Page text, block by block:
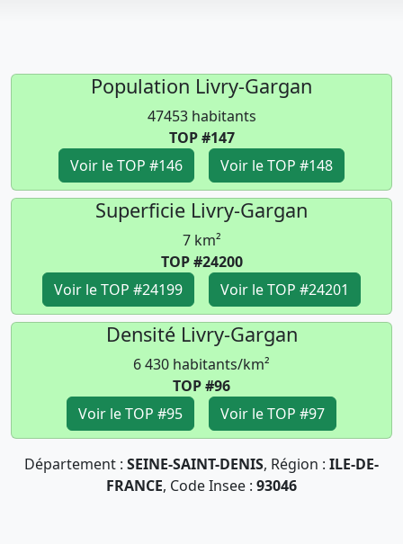
Population Livry-Gargan
47453 habitants
TOP #147
Voir le TOP #146
Voir le TOP #148
Superficie Livry-Gargan
7 km²
TOP #24200
Voir le TOP #24199
Voir le TOP #24201
Densité Livry-Gargan
6 430 habitants/km²
TOP #96
Voir le TOP #95
Voir le TOP #97
Département : SEINE-SAINT-DENIS, Région : ILE-DE-
FRANCE, Code Insee : 93046